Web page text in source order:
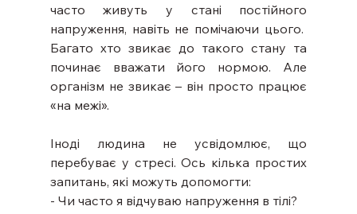
часто живуть у стані постійного
напруження, навіть не помічаючи цього.
Багато хто звикає до такого стану та
починає вважати його нормою. Але
організм не звикає – він просто працює
«на межі».
Іноді людина не усвідомлює, що
перебуває у стресі. Ось кілька простих
запитань, які можуть допомогти:
- Чи часто я відчуваю напруження в тілі?